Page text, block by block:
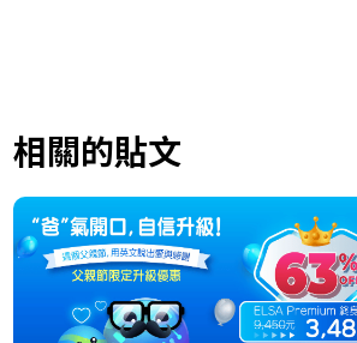
相關的貼文